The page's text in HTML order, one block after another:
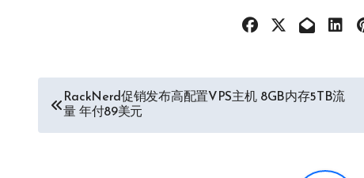
文
章
RackNerd促销发布高配置VPS主机 8GB内存5TB流
量 年付89美元